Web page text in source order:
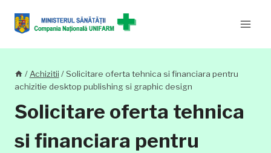
content
/ Achizitii / Solicitare oferta tehnica si financiara pentru
achizitie desktop publishing si graphic design
Solicitare oferta tehnica
si financiara pentru